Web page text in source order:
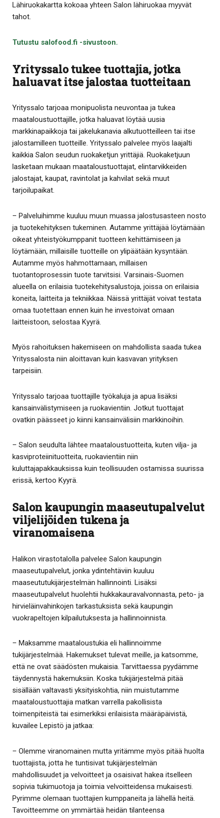
Lähiruokakartta kokoaa yhteen Salon lähiruokaa myyvät
tahot.
Tutustu salofood.fi -sivustoon.
Yrityssalo tukee tuottajia, jotka
haluavat itse jalostaa tuotteitaan
Yrityssalo tarjoaa monipuolista neuvontaa ja tukea
maataloustuottajille, jotka haluavat löytää uusia
markkinapaikkoja tai jakelukanavia alkutuotteilleen tai itse
jalostamilleen tuotteille. Yrityssalo palvelee myös laajalti
kaikkia Salon seudun ruokaketjun yrittäjiä. Ruokaketjuun
lasketaan mukaan maataloustuottajat, elintarvikkeiden
jalostajat, kaupat, ravintolat ja kahvilat sekä muut
tarjoilupaikat.
– Palveluihimme kuuluu muun muassa jalostusasteen nosto
ja tuotekehityksen tukeminen. Autamme yrittäjää löytämään
oikeat yhteistyökumppanit tuotteen kehittämiseen ja
löytämään, millaisille tuotteille on ylipäätään kysyntään.
Autamme myös hahmottamaan, millaisen
tuotantoprosessin tuote tarvitsisi. Varsinais-Suomen
alueella on erilaisia tuotekehitysalustoja, joissa on erilaisia
koneita, laitteita ja tekniikkaa. Näissä yrittäjät voivat testata
omaa tuotettaan ennen kuin he investoivat omaan
laitteistoon, selostaa Kyyrä.
Myös rahoituksen hakemiseen on mahdollista saada tukea
Yrityssalosta niin aloittavan kuin kasvavan yrityksen
tarpeisiin.
Yrityssalo tarjoaa tuottajille työkaluja ja apua lisäksi
kansainvälistymiseen ja ruokavientiin. Jotkut tuottajat
ovatkin päässeet jo kiinni kansainvälisiin markkinoihin.
– Salon seudulta lähtee maataloustuotteita, kuten vilja- ja
kasviproteiinituotteita, ruokavientiin niin
kuluttajapakkauksissa kuin teollisuuden ostamissa suurissa
erissä, kertoo Kyyrä.
Salon kaupungin maaseutupalvelut
viljelijöiden tukena ja
viranomaisena
Halikon virastotalolla palvelee Salon kaupungin
maaseutupalvelut, jonka ydintehtäviin kuuluu
maaseututukijärjestelmän hallinnointi. Lisäksi
maaseutupalvelut huolehtii hukkakauravalvonnasta, peto- ja
hirvieläinvahinkojen tarkastuksista sekä kaupungin
vuokrapeltojen kilpailutuksesta ja hallinnoinnista.
– Maksamme maataloustukia eli hallinnoimme
tukijärjestelmää. Hakemukset tulevat meille, ja katsomme,
että ne ovat säädösten mukaisia. Tarvittaessa pyydämme
täydennystä hakemuksiin. Koska tukijärjestelmä pitää
sisällään valtavasti yksityiskohtia, niin muistutamme
maataloustuottajia matkan varrella pakollisista
toimenpiteistä tai esimerkiksi erilaisista määräpäivistä,
kuvailee Lepistö ja jatkaa:
– Olemme viranomainen mutta yritämme myös pitää huolta
tuottajista, jotta he tuntisivat tukijärjestelmän
mahdollisuudet ja velvoitteet ja osaisivat hakea itselleen
sopivia tukimuotoja ja toimia velvoitteidensa mukaisesti.
Pyrimme olemaan tuottajien kumppaneita ja lähellä heitä.
Tavoitteemme on ymmärtää heidän tilanteensa